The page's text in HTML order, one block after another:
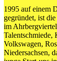
1995 auf einem
gegründet, ist
im
Talentschmiede,
Volkswagen,
Niedersachsen,